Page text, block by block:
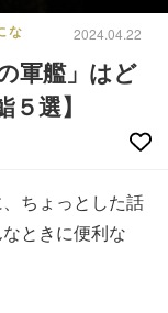
な 2024.04.22
軍艦」はど
選】
ちょっとした話
ときに便利な